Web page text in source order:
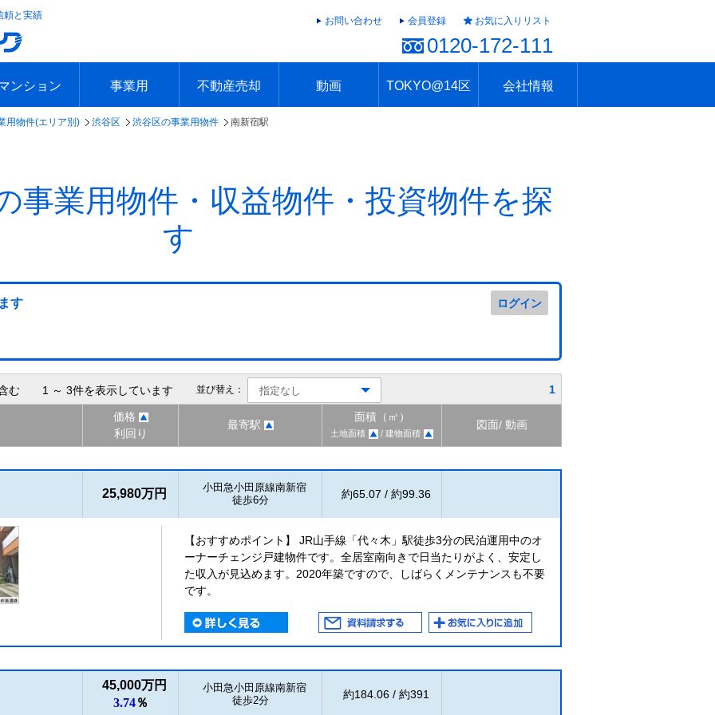
頼と実績
お問い合わせ 会員登録 お気に入りリスト
0120-172-111
ンション
リアで探す
線で探す
日の新着物件
週の新着物件
事業用
エリアで探す
沿線で探す
本日の新着物件
今週の新着物件
不動産売却
不動産売却トップ
簡単無料査定
不動産売却の流れ
不動産売却 Q&A
海外からの不動産売買
動画 TOKYO@14区 会社情報
用物件(エリア別) 渋谷区 渋谷区の事業用物件 南新宿駅
事業用物件・収益物件・投資物件を探
す
す ログイン
む 1 ～ 3件を表示しています 並び替え： 1
価格
利回り
最寄駅
面積（㎡）
土地面積 / 建物面積
図面/ 動画
25,980万円
小田急小田原線南新宿
徒歩6分
約65.07 / 約99.36
【おすすめポイント】 JR山手線「代々木」駅徒歩3分の民泊運用中のオ
ーナーチェンジ戸建物件です。全居室南向きで日当たりがよく、安定し
た収入が見込めます。2020年築ですので、しばらくメンテナンスも不要
です。
45,000万円
3.74％
小田急小田原線南新宿
徒歩2分
約184.06 / 約391